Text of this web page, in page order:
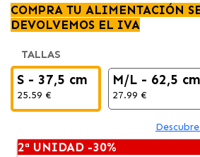
veterinarios.
Solución efectiva para el estrés
COMPRA TU ALIMENTACIÓN
DEVOLVEMOS EL IVA
TALLAS
S - 37,5 cm
25.59 €
M/L - 62,5 cm
27.99 €
2ª UNIDAD -30%